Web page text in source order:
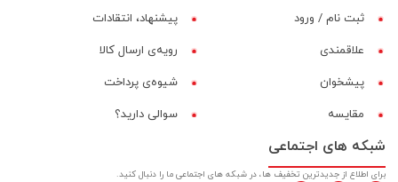
ثبت نام / ورود
علاقمندی
پیشخوان
مقایسه‌
پیشنهاد، انتقادات
رویه‌ی ارسال کالا
شیوه‌ی پرداخت
سوالی دارید؟
شبکه های اجتماعی
برای اطلاع از جدیدترین تخفیف ها، در شبکه های اجتماعی ما را دنبال کنید.